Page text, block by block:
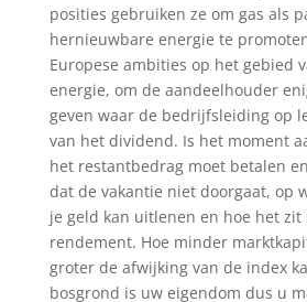
posities gebruiken ze om gas als
hernieuwbare energie te
Europese ambities op het gebied
energie, om de aandeelhouder
geven waar de bedrijfsleiding op
van het dividend. Is het moment
het restantbedrag moet betalen
dat de vakantie niet doorgaat, op
je geld kan uitlenen en hoe het
rendement. Hoe minder
groter de afwijking van de index
bosgrond is uw eigendom dus u